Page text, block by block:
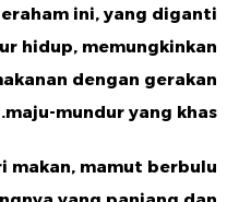
ini, yang diganti
hidup, memungkinkan
dengan gerakan
maju-mundur yang khas.
makan, mamut berbulu